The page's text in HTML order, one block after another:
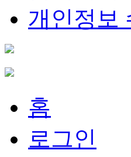
개인정보
홈
로그인